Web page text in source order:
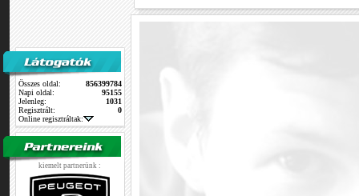
Összes oldal:
856399784
Napi oldal:
95155
Jelenleg:
1031
Regisztrált:
0
Online regisztráltak:
kiemelt partnerünk :